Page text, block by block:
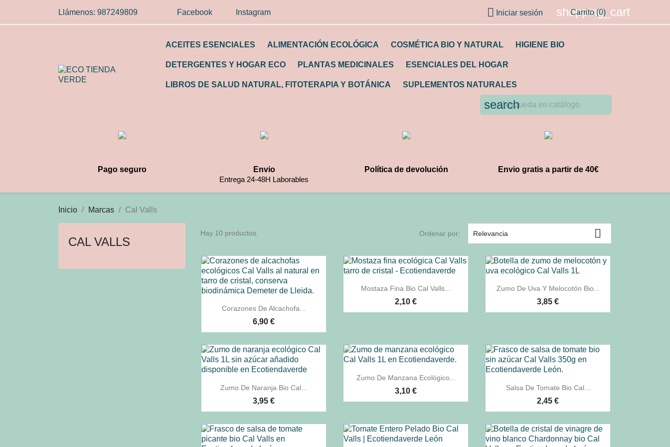
Llámenos: 987249809 Facebook Instagram  Iniciar sesión shopping_cart
Carrito (0)
ACEITES ESENCIALES ALIMENTACIÓN ECOLÓGICA COSMÉTICA BIO Y NATURAL HIGIENE BIO
DETERGENTES Y HOGAR ECO PLANTAS MEDICINALES ESENCIALES DEL HOGAR
LIBROS DE SALUD NATURAL, FITOTERAPIA Y BOTÁNICA SUPLEMENTOS NATURALES
search
Pago seguro
Envio
Entrega 24-48H Laborables
Política de devolución Envio gratis a partir de 40€
Inicio Marcas Cal Valls
CAL VALLS
Hay 10 productos. Ordenar por: Relevancia 
 Vista rápida
Corazones De Alcachofa...
6,90 €
 Vista rápida
Mostaza Fina Bio Cal Valls...
2,10 €
 Vista rápida
Zumo De Uva Y Melocotón Bio...
3,85 €
 Vista rápida
Zumo De Naranja Bio Cal...
3,95 €
 Vista rápida
Zumo De Manzana Ecológico...
3,10 €  Vista rápida
Salsa De Tomate Bio Cal...
2,45 €